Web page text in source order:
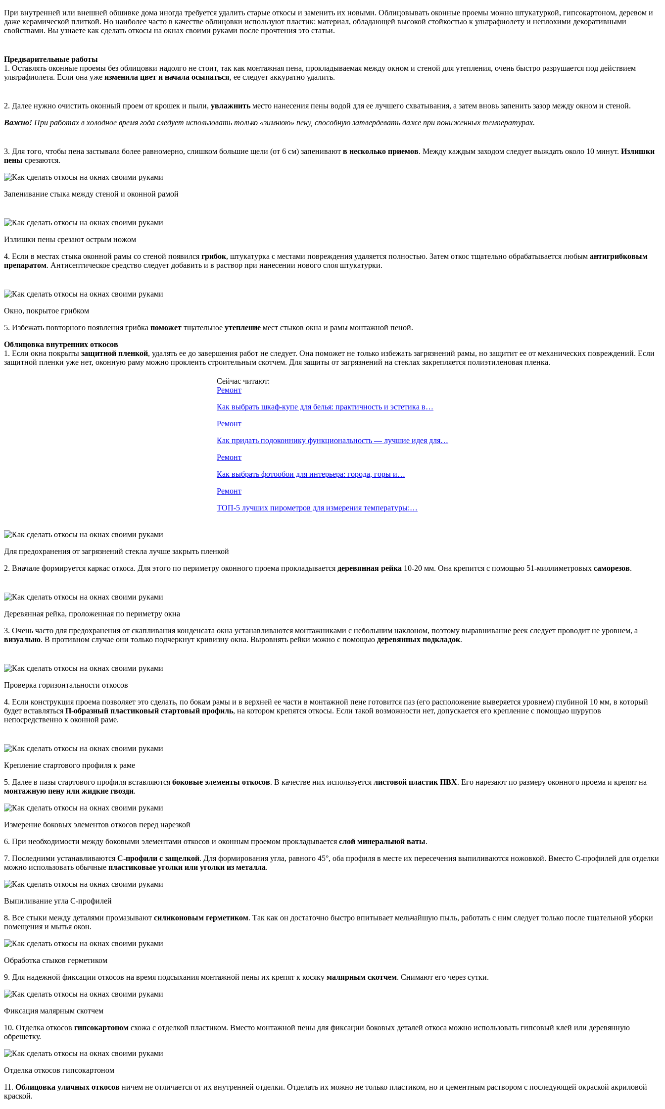
При внутренней или внешней обшивке дома иногда требуется удалить старые откосы и заменить их новыми. Облицовывать оконные проемы можно штукатуркой, гипсокартоном, деревом и
даже керамической плиткой. Но наиболее часто в качестве облицовки используют пластик: материал, обладающей высокой стойкостью к ультрафиолету и неплохими декоративными
свойствами. Вы узнаете как сделать откосы на окнах своими руками после прочтения это статьи.
Предварительные работы
1. Оставлять оконные проемы без облицовки надолго не стоит, так как монтажная пена, прокладываемая между окном и стеной для утепления, очень быстро разрушается под действием
ультрафиолета. Если она уже изменила цвет и начала осыпаться, ее следует аккуратно удалить.
2. Далее нужно очистить оконный проем от крошек и пыли, увлажнить место нанесения пены водой для ее лучшего схватывания, а затем вновь запенить зазор между окном и стеной.
Важно! При работах в холодное время года следует использовать только «зимнюю» пену, способную затвердевать даже при пониженных температурах.
3. Для того, чтобы пена застывала более равномерно, слишком большие щели (от 6 см) запенивают в несколько приемов. Между каждым заходом следует выждать около 10 минут. Излишки
пены срезаются.
Запенивание стыка между стеной и оконной рамой
Излишки пены срезают острым ножом
4. Если в местах стыка оконной рамы со стеной появился грибок, штукатурка с местами повреждения удаляется полностью. Затем откос тщательно обрабатывается любым антигрибковым
препаратом. Антисептическое средство следует добавить и в раствор при нанесении нового слоя штукатурки.
Окно, покрытое грибком
5. Избежать повторного появления грибка поможет тщательное утепление мест стыков окна и рамы монтажной пеной.
Облицовка внутренних откосов
1. Если окна покрыты защитной пленкой, удалять ее до завершения работ не следует. Она поможет не только избежать загрязнений рамы, но защитит ее от механических повреждений. Если
защитной пленки уже нет, оконную раму можно проклеить строительным скотчем. Для защиты от загрязнений на стеклах закрепляется полиэтиленовая пленка.
Сейчас читают:
Ремонт
Как выбрать шкаф-купе для белья: практичность и эстетика в…
Ремонт
Как придать подоконнику функциональность — лучшие идея для…
Ремонт
Как выбрать фотообои для интерьера: города, горы и…
Ремонт
ТОП-5 лучших пирометров для измерения температуры:…
Для предохранения от загрязнений стекла лучше закрыть пленкой
2. Вначале формируется каркас откоса. Для этого по периметру оконного проема прокладывается деревянная рейка 10-20 мм. Она крепится с помощью 51-миллиметровых саморезов.
Деревянная рейка, проложенная по периметру окна
3. Очень часто для предохранения от скапливания конденсата окна устанавливаются монтажниками с небольшим наклоном, поэтому выравнивание реек следует проводит не уровнем, а
визуально. В противном случае они только подчеркнут кривизну окна. Выровнять рейки можно с помощью деревянных подкладок.
Проверка горизонтальности откосов
4. Если конструкция проема позволяет это сделать, по бокам рамы и в верхней ее части в монтажной пене готовится паз (его расположение выверяется уровнем) глубиной 10 мм, в который
будет вставляться П-образный пластиковый стартовый профиль, на котором крепятся откосы. Если такой возможности нет, допускается его крепление с помощью шурупов
непосредственно к оконной раме.
Крепление стартового профиля к раме
5. Далее в пазы стартового профиля вставляются боковые элементы откосов. В качестве них используется листовой пластик ПВХ. Его нарезают по размеру оконного проема и крепят на
монтажную пену или жидкие гвозди.
Измерение боковых элементов откосов перед нарезкой
6. При необходимости между боковыми элементами откосов и оконным проемом прокладывается слой минеральной ваты.
7. Последними устанавливаются С-профили с защелкой. Для формирования угла, равного 45°, оба профиля в месте их пересечения выпиливаются ножовкой. Вместо С-профилей для отделки
можно использовать обычные пластиковые уголки или уголки из металла.
Выпиливание угла С-профилей
8. Все стыки между деталями промазывают силиконовым герметиком. Так как он достаточно быстро впитывает мельчайшую пыль, работать с ним следует только после тщательной уборки
помещения и мытья окон.
Обработка стыков герметиком
9. Для надежной фиксации откосов на время подсыхания монтажной пены их крепят к косяку малярным скотчем. Снимают его через сутки.
Фиксация малярным скотчем
10. Отделка откосов гипсокартоном схожа с отделкой пластиком. Вместо монтажной пены для фиксации боковых деталей откоса можно использовать гипсовый клей или деревянную
обрешетку.
Отделка откосов гипсокартоном
11. Облицовка уличных откосов ничем не отличается от их внутренней отделки. Отделать их можно не только пластиком, но и цементным раствором с последующей окраской акриловой
краской.